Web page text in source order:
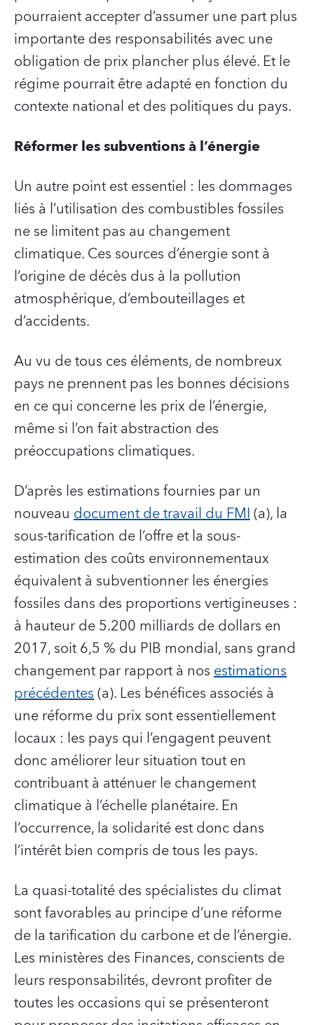
pourraient accepter d’assumer une part plus
importante des responsabilités avec une
obligation de prix plancher plus élevé. Et le
régime pourrait être adapté en fonction du
contexte national et des politiques du pays.
Réformer les subventions à l’énergie
Un autre point est essentiel : les dommages
liés à l’utilisation des combustibles fossiles
ne se limitent pas au changement
climatique. Ces sources d’énergie sont à
l’origine de décès dus à la pollution
atmosphérique, d’embouteillages et
d’accidents.
Au vu de tous ces éléments, de nombreux
pays ne prennent pas les bonnes décisions
en ce qui concerne les prix de l’énergie,
même si l’on fait abstraction des
préoccupations climatiques.
D’après les estimations fournies par un
nouveau document de travail du FMI(a), la
sous-tarification de l’offre et la sous-
estimation des coûts environnementaux
équivalent à subventionner les énergies
fossiles dans des proportions vertigineuses :
à hauteur de 5.200 milliards de dollars en
2017, soit 6,5 % du PIB mondial, sans grand
changement par rapport à nosestimations
précédentes(a). Les bénéfices associés à
une réforme du prix sont essentiellement
locaux : les pays qui l’engagent peuvent
donc améliorer leur situation tout en
contribuant à atténuer le changement
climatique à l’échelle planétaire. En
l’occurrence, la solidarité est donc dans
l’intérêt bien compris de tous les pays.
La quasi-totalité des spécialistes du climat
sont favorables au principe d’une réforme
de la tarification du carbone et de l’énergie.
Les ministères des Finances, conscients de
leurs responsabilités, devront profiter de
toutes les occasions qui se présenteront